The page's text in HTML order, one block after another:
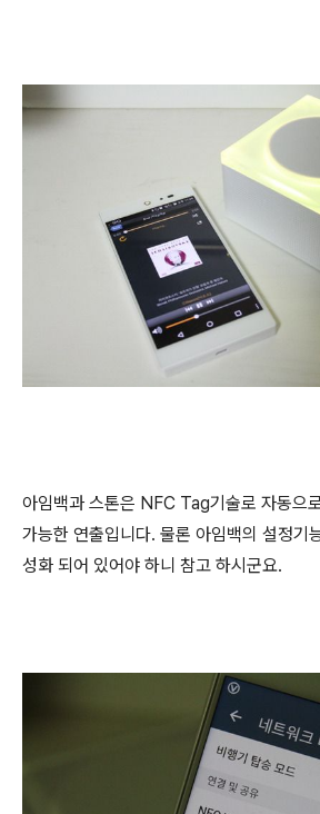
아임백과 스톤은 NFC Tag기술로 자동으
가능한 연출입니다. 물론 아임백의 설정기
성화 되어 있어야 하니 참고 하시군요.